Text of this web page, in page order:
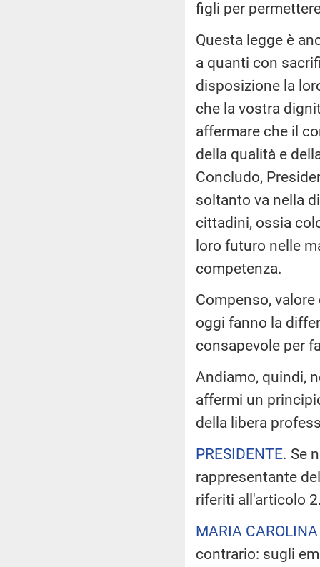
figli per
Questa legge è
a quanti con
disposizione la
che la vostra
affermare che il
della qualità e
Concludo,
soltanto va nella
cittadini, ossia
loro futuro nelle
competenza.
Compenso,
oggi fanno la
consapevole per
Andiamo, quindi,
affermi un
della libera
PRESIDENTE. Se
rappresentante
riferiti all'articolo
MARIA
contrario: sugli